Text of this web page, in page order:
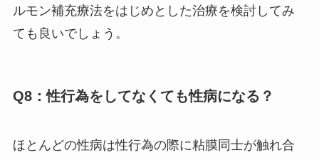
ルモン補充療法をはじめとした治療を検討してみ
ても良いでしょう。
Q8：性行為をしてなくても性病になる？
ほとんどの性病は性行為の際に粘膜同士が触れ合